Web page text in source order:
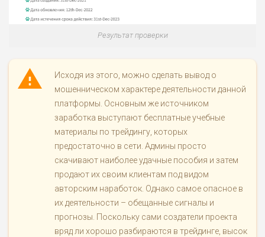
Результат проверки
Исходя из этого, можно сделать вывод о
мошенническом характере деятельности данной
платформы. Основным же источником
заработка выступают бесплатные учебные
материалы по трейдингу, которых
предостаточно в сети. Админы просто
скачивают наиболее удачные пособия и затем
продают их своим клиентам под видом
авторским наработок. Однако самое опасное в
их деятельности – обещанные сигналы и
прогнозы. Поскольку сами создатели проекта
вряд ли хорошо разбираются в трейдинге, высок